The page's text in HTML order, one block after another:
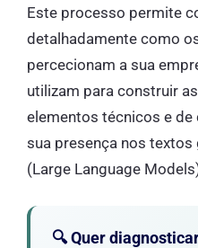
Este processo permite
detalhadamente como
percecionam a sua
utilizam para construir
elementos técnicos e
sua presença nos
(Large Language
🔍 Quer